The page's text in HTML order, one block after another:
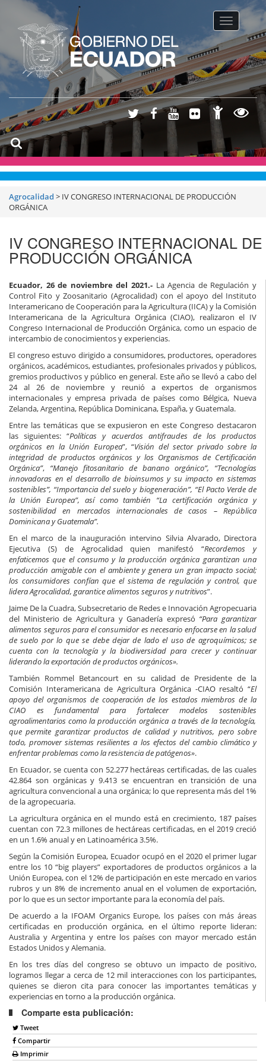
Toggle
Agrocalidad > IV CONGRESO INTERNACIONAL DE PRODUCCIÓN
ORGÁNICA
IV CONGRESO INTERNACIONAL DE
PRODUCCIÓN ORGÁNICA
Ecuador, 26 de noviembre del 2021.- La Agencia de Regulación y
Control Fito y Zoosanitario (Agrocalidad) con el apoyo del Instituto
Interamericano de Cooperación para la Agricultura (IICA) y la Comisión
Interamericana de la Agricultura Orgánica (CIAO), realizaron el IV
Congreso Internacional de Producción Orgánica, como un espacio de
intercambio de conocimientos y experiencias.
El congreso estuvo dirigido a consumidores, productores, operadores
orgánicos, académicos, estudiantes, profesionales privados y públicos,
gremios productivos y público en general. Este año se llevó a cabo del
24 al 26 de noviembre y reunió a expertos de organismos
internacionales y empresa privada de países como Bélgica, Nueva
Zelanda, Argentina, República Dominicana, España, y Guatemala.
Entre las temáticas que se expusieron en este Congreso destacaron
las siguientes: “Políticas y acuerdos antifraudes de los productos
orgánicos en la Unión Europea”, “Visión del sector privado sobre la
integridad de productos orgánicos y los Organismos de Certificación
Orgánica”, “Manejo fitosanitario de banano orgánico”, “Tecnologías
innovadoras en el desarrollo de bioinsumos y su impacto en sistemas
sostenibles”, “Importancia del suelo y biogeneración”, “El Pacto Verde de
la Unión Europea”, así como también “La certificación orgánica y
sostenibilidad en mercados internacionales de casos – República
Dominicana y Guatemala”.
En el marco de la inauguración intervino Silvia Alvarado, Directora
Ejecutiva (S) de Agrocalidad quien manifestó “Recordemos y
enfaticemos que el consumo y la producción orgánica garantizan una
producción amigable con el ambiente y genera un gran impacto social;
los consumidores confían que el sistema de regulación y control, que
lidera Agrocalidad, garantice alimentos seguros y nutritivos”.
Jaime De la Cuadra, Subsecretario de Redes e Innovación Agropecuaria
del Ministerio de Agricultura y Ganadería expresó “Para garantizar
alimentos seguros para el consumidor es necesario enfocarse en la salud
de suelo por lo que se debe dejar de lado el uso de agroquímicos; se
cuenta con la tecnología y la biodiversidad para crecer y continuar
liderando la exportación de productos orgánicos».
También Rommel Betancourt en su calidad de Presidente de la
Comisión Interamericana de Agricultura Orgánica -CIAO resaltó “El
apoyo del organismos de cooperación de los estados miembros de la
CIAO es fundamental para fortalecer modelos sostenibles
agroalimentarios como la producción orgánica a través de la tecnología,
que permite garantizar productos de calidad y nutritivos, pero sobre
todo, promover sistemas resilientes a los efectos del cambio climático y
enfrentar problemas como la resistencia de patógenos».
En Ecuador, se cuenta con 52.277 hectáreas certificadas, de las cuales
42.864 son orgánicas y 9.413 se encuentran en transición de una
agricultura convencional a una orgánica; lo que representa más del 1%
de la agropecuaria.
La agricultura orgánica en el mundo está en crecimiento, 187 países
cuentan con 72.3 millones de hectáreas certificadas, en el 2019 creció
en un 1.6% anual y en Latinoamérica 3.5%.
Según la Comisión Europea, Ecuador ocupó en el 2020 el primer lugar
entre los 10 “big players” exportadores de productos orgánicos a la
Unión Europea, con el 12% de participación en este mercado en varios
rubros y un 8% de incremento anual en el volumen de exportación,
por lo que es un sector importante para la economía del país.
De acuerdo a la IFOAM Organics Europe, los países con más áreas
certificadas en producción orgánica, en el último reporte lideran:
Australia y Argentina y entre los países con mayor mercado están
Estados Unidos y Alemania.
En los tres días del congreso se obtuvo un impacto de positivo,
logramos llegar a cerca de 12 mil interacciones con los participantes,
quienes se dieron cita para conocer las importantes temáticas y
experiencias en torno a la producción orgánica.
Comparte esta publicación:
Tweet
Compartir
Imprimir